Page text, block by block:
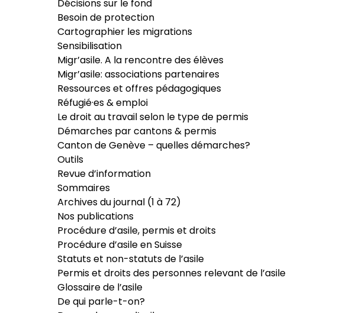
Décisions sur le fond
Besoin de protection
Cartographier les migrations
Sensibilisation
Migr’asile. A la rencontre des élèves
Migr’asile: associations partenaires
Ressources et offres pédagogiques
Réfugié·es & emploi
Le droit au travail selon le type de permis
Démarches par cantons & permis
Canton de Genève – quelles démarches?
Outils
Revue d’information
Sommaires
Archives du journal (1 à 72)
Nos publications
Procédure d’asile, permis et droits
Procédure d’asile en Suisse
Statuts et non-statuts de l’asile
Permis et droits des personnes relevant de l’asile
Glossaire de l’asile
De qui parle-t-on?